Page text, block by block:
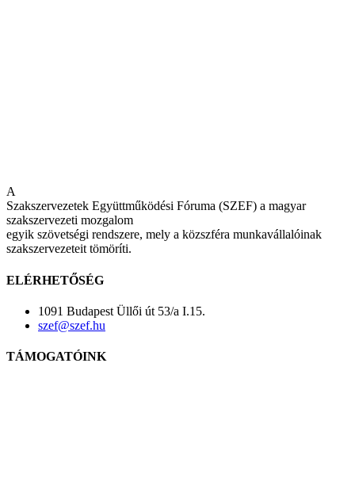
A
Szakszervezetek Együttműködési Fóruma (SZEF) a magyar
szakszervezeti mozgalom
egyik szövetségi rendszere, mely a közszféra munkavállalóinak
szakszervezeteit tömöríti.
ELÉRHETŐSÉG
1091 Budapest Üllői út 53/a I.15.
szef@szef.hu
TÁMOGATÓINK